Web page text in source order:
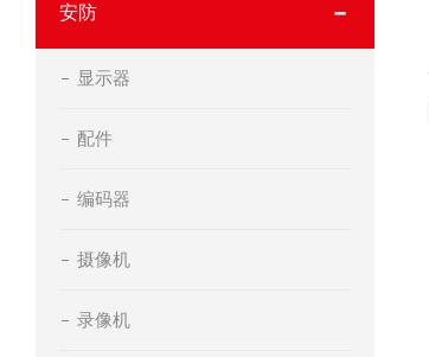
安防
显示器
配件
编码器
摄像机
录像机